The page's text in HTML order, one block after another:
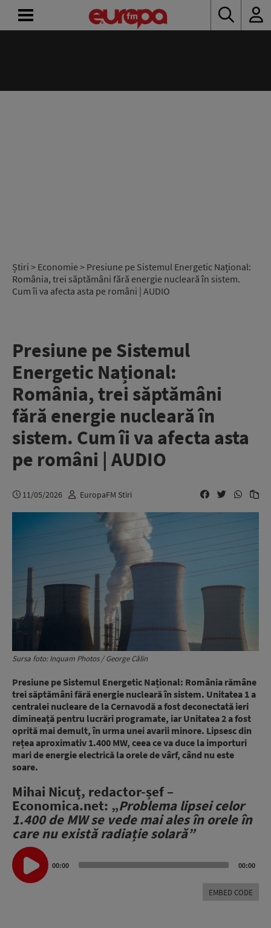
Știri > Economie> Presiune pe Sistemul Energetic Național:
România, trei săptămâni fără energie nucleară în sistem.
Cum îi va afecta asta pe români | AUDIO
Presiune pe Sistemul
Energetic Național:
România, trei săptămâni
fără energie nucleară în
sistem. Cum îi va afecta asta
pe români | AUDIO
11/05/2026 EuropaFM Stiri
Sursa foto: Inquam Photos / George Călin
Presiune pe Sistemul Energetic Național: România rămâne
trei săptămâni fără energie nucleară în sistem. Unitatea 1 a
centralei nucleare de la Cernavodă a fost deconectată ieri
dimineață pentru lucrări programate, iar Unitatea 2 a fost
oprită mai demult, în urma unei avarii minore. Lipsesc din
rețea aproximativ 1.400 MW, ceea ce va duce la importuri
mari de energie electrică la orele de vârf, când nu este
soare.
Mihai Nicuț, redactor-șef –
Economica.net: „Problema lipsei celor
1.400 de MW se vede mai ales în orele în
care nu există radiație solară”
Audio
Player
00:00 00:00
EMBED CODE